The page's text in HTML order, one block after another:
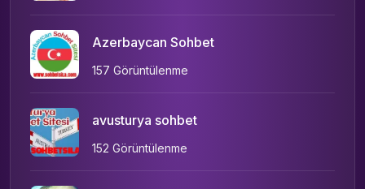
Azerbaycan Sohbet
157 Görüntülenme
avusturya sohbet
152 Görüntülenme